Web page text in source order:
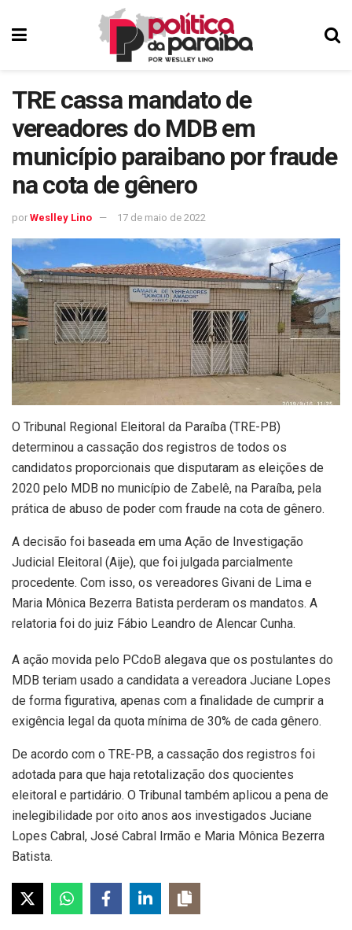
TRE cassa mandato de
vereadores do MDB em
município paraibano por fraude
na cota de gênero
por Weslley Lino 17 de maio de 2022
O Tribunal Regional Eleitoral da Paraíba (TRE-PB)
determinou a cassação dos registros de todos os
candidatos proporcionais que disputaram as eleições de
2020 pelo MDB no município de Zabelê, na Paraíba, pela
prática de abuso de poder com fraude na cota de gênero.
A decisão foi baseada em uma Ação de Investigação
Judicial Eleitoral (Aije), que foi julgada parcialmente
procedente. Com isso, os vereadores Givani de Lima e
Maria Mônica Bezerra Batista perderam os mandatos. A
relatoria foi do juiz Fábio Leandro de Alencar Cunha.
A ação movida pelo PCdoB alegava que os postulantes do
MDB teriam usado a candidata a vereadora Juciane Lopes
de forma figurativa, apenas com a finalidade de cumprir a
exigência legal da quota mínima de 30% de cada gênero.
De acordo com o TRE-PB, a cassação dos registros foi
adotada para que haja retotalização dos quocientes
eleitoral e partidário. O Tribunal também aplicou a pena de
inelegibilidade por oito anos aos investigados Juciane
Lopes Cabral, José Cabral Irmão e Maria Mônica Bezerra
Batista.